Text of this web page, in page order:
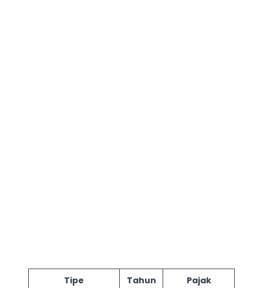
Tipe Tahun Pajak